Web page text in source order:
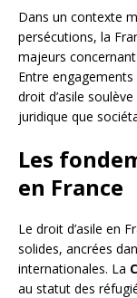
Dans un contexte
persécutions, la
majeurs
Entre
droit d’asile
juridique que
Les
en France
Le droit d’asile en
solides, ancrées
internationales. La
au statut des